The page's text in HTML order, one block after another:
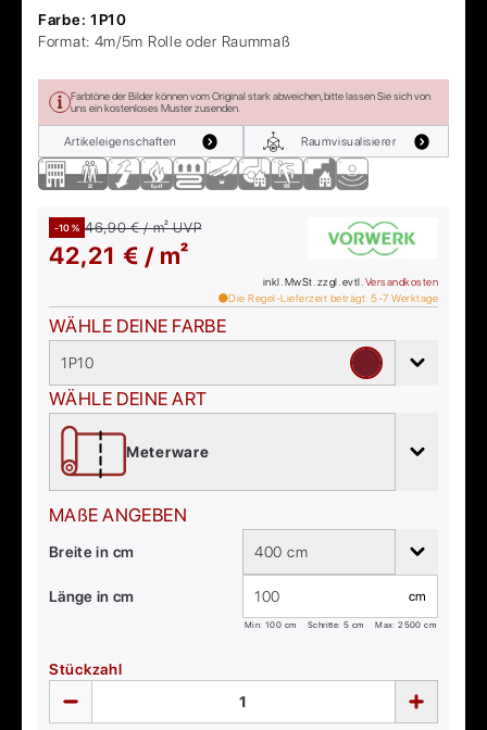
Farbe: 1P10
Format: 4m/5m Rolle oder Raummaß
Farbtöne der Bilder können vom Original stark abweichen, bitte lassen Sie sich von
uns ein kostenloses Muster zusenden.
Artikeleigenschaften Raumvisualisierer
-10 % 46,90 € / m²UVP
42,21 € / m²
inkl. MwSt. zzgl. evtl. Versandkosten
Die Regel-Lieferzeit beträgt: 5-7 Werktage
WÄHLE DEINE FARBE
1P10
WÄHLE DEINE ART
Meterware
MAßE ANGEBEN
Breite in cm 400 cm
Länge in cm cm
Min: 100 cm Schritte: 5 cm Max:2500 cm
Stückzahl